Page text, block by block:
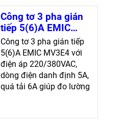
Công tơ 3 pha gián
tiếp 5(6)A EMIC
MV3E4 cho đo
lường chính xác
Công tơ 3 pha gián tiếp
5(6)A EMIC MV3E4 với
điện áp 220/380VAC,
dòng điện danh định 5A,
quá tải 6A giúp đo lường